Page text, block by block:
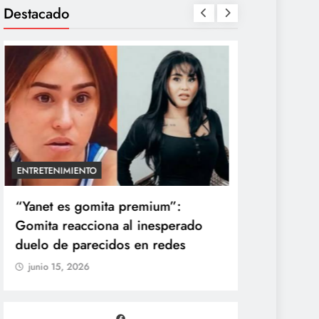
Destacado
ENTRETENIMIENTO
“Yanet es gomita premium”:
Gomita reacciona al inesperado
duelo de parecidos en redes
junio 15, 2026